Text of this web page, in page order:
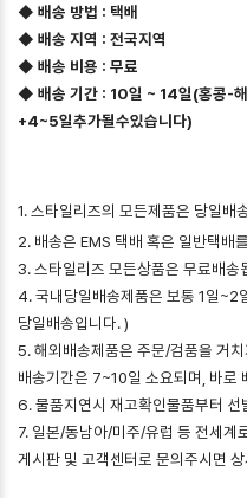
◆ 배송 방법 : 택배
◆ 배송 지역 : 전국지역
◆ 배송 비용 : 무료
◆ 배송 기간 : 10일 ~ 14일(홍콩-
+4~5일추가될수있습니다)
1. 스타일리즈의 모든제품은 당일배
2. 배송은 EMS 택배 혹은 일반택배
3. 스타일리즈 모든상품은 무료배송
4. 국내당일배송제품은 보통 1일~2
당일배송입니다. )
5. 해외배송제품은 주문/검품을 거
배송기간은 7~10일 소요되며, 바로
6. 물품지연시 재고확인물품부터 선
7. 일본/동남아/미주/유럽 등 전세계
게시판 및 고객센터로 문의주시면